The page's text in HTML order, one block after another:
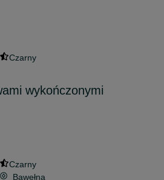
Czarny
wykończonymi
Czarny
Bawełna